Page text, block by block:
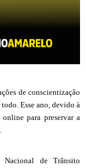
de conscientização
Esse ano, devido à
online para preservar a
Nacional de Trânsito